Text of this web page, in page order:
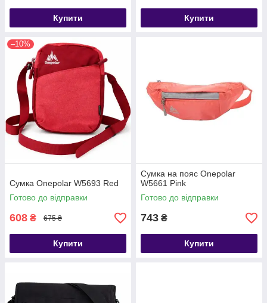
Купити Купити
–10%
Сумка Onepolar W5693 Red
Готово до відправки
608 ₴ 675 ₴
Купити
Сумка на пояс Onepolar
W5661 Pink
Готово до відправки
743 ₴
Купити